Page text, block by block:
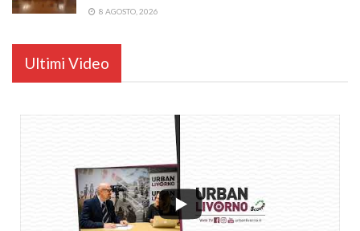
8 AGOSTO, 2026
Ultimi Video